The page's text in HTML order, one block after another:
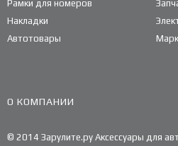
Рамки для номеров
Накладки
Автотовары
О КОМПАНИИ
© 2014 Зарулите.ру Аксессуары для